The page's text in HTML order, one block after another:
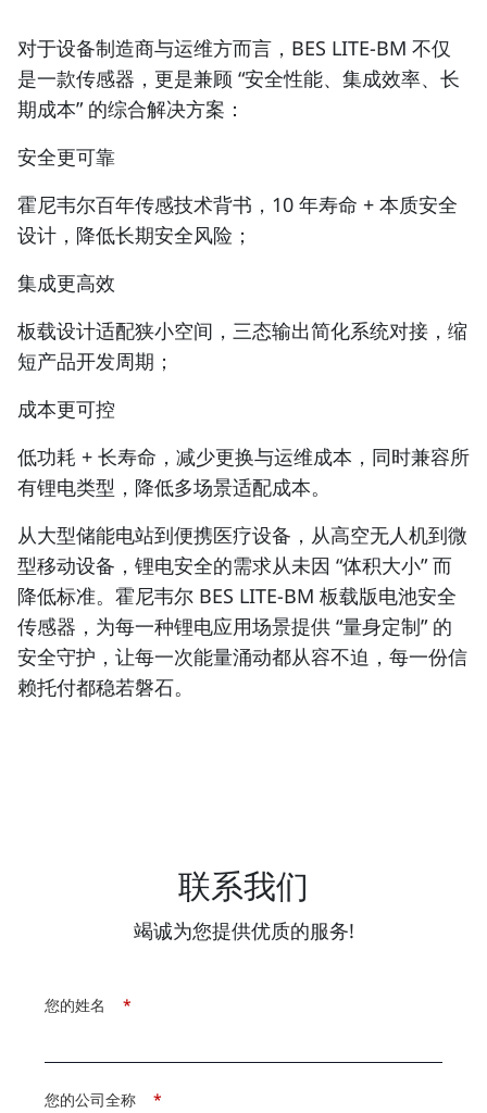
对于设备制造商与运维方而言，BES LITE-BM 不仅
是一款传感器，更是兼顾 “安全性能、集成效率、长
期成本” 的综合解决方案：
安全更可靠
霍尼韦尔百年传感技术背书，10 年寿命 + 本质安全
设计，降低长期安全风险；
集成更高效
板载设计适配狭小空间，三态输出简化系统对接，缩
短产品开发周期；
成本更可控
低功耗 + 长寿命，减少更换与运维成本，同时兼容所
有锂电类型，降低多场景适配成本。
从大型储能电站到便携医疗设备，从高空无人机到微
型移动设备，锂电安全的需求从未因 “体积大小” 而
降低标准。霍尼韦尔 BES LITE-BM 板载版电池安全
传感器，为每一种锂电应用场景提供 “量身定制” 的
安全守护，让每一次能量涌动都从容不迫，每一份信
赖托付都稳若磐石。
联系我们
竭诚为您提供优质的服务!
*
您的姓名
*
您的公司全称